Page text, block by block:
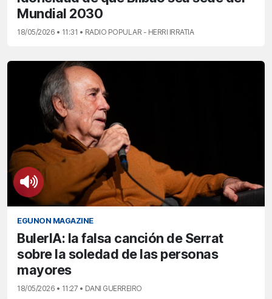
Mundial 2030
18/05/2026 • 11:31 • RADIO POPULAR - HERRI IRRATIA
EGUNON MAGAZINE
BulerIA: la falsa canción de Serrat
sobre la soledad de las personas
mayores
18/05/2026 • 11:27 • DANI GUERREIRO